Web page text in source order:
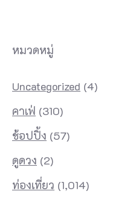
หมวดหมู่
Uncategorized (4)
คาเฟ่ (310)
ช้อปปิ้ง (57)
ดูดวง (2)
ท่องเที่ยว (1,014)